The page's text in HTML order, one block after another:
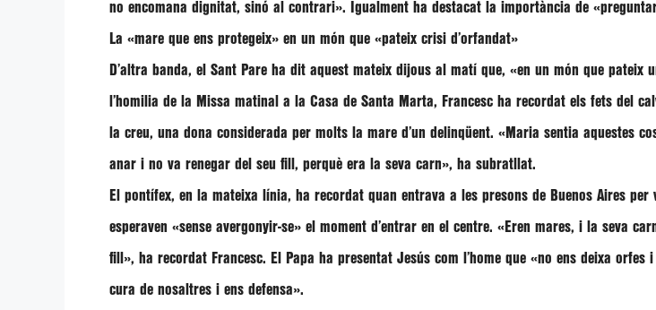
no encomana dignitat, sinó al contrari». Igualment ha destacat la importància de
La «mare que ens protegeix» en un món que «pateix crisi d’orfandat»
D’altra banda, el Sant Pare ha dit aquest mateix dijous al matí que, «en un món que pateix
l’homilia de la Missa matinal a la Casa de Santa Marta, Francesc ha recordat els fets del
la creu, una dona considerada per molts la mare d’un delinqüent. «Maria sentia aquestes
anar i no va renegar del seu fill, perquè era la seva carn», ha subratllat.
El pontífex, en la mateixa línia, ha recordat quan entrava a les presons de Buenos Aires
esperaven «sense avergonyir-se» el moment d’entrar en el centre. «Eren mares, i la seva
fill», ha recordat Francesc. El Papa ha presentat Jesús com l’home que «no ens deixa orfes
cura de nosaltres i ens defensa».